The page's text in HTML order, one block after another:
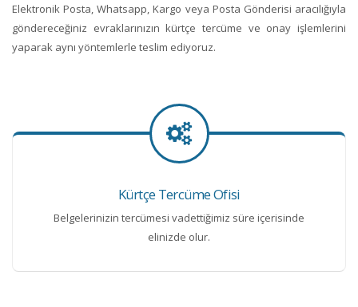
Elektronik Posta, Whatsapp, Kargo veya Posta Gönderisi aracılığıyla
göndereceğiniz evraklarınızın kürtçe tercüme ve onay işlemlerini
yaparak aynı yöntemlerle teslim ediyoruz.
Kürtçe Tercüme Ofisi
Belgelerinizin tercümesi vadettiğimiz süre içerisinde
elinizde olur.